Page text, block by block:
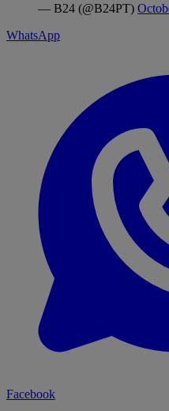
— B24 (@B24PT)
WhatsApp
Facebook